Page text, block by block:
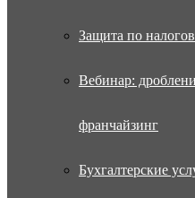
Защита по
Вебинар:
франчайзинг
Бухгалтерские